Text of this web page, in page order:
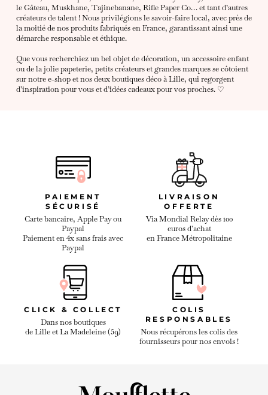
le Gâteau, Muskhane, Tajinebanane, Rifle Paper Co… et tant d’autres
créateurs de talent ! Nous privilégions le savoir-faire local, avec près de
la moitié de nos produits fabriqués en France, garantissant ainsi une
démarche responsable et éthique.
Que vous recherchiez un bel objet de décoration, un accessoire enfant
ou de la jolie papeterie, petits créateurs et grandes marques se côtoient
sur notre e-shop et nos deux boutiques déco à Lille, qui regorgent
d’inspiration pour vous et d’idées cadeaux pour vos proches. ♡
PAIEMENT
SÉCURISÉ
Carte bancaire, Apple Pay ou
Paypal
Paiement en 4x sans frais avec
Paypal
LIVRAISON
OFFERTE
Via Mondial Relay dès 100
euros d’achat
en France Métropolitaine
CLICK & COLLECT
Dans nos boutiques
de Lille et La Madeleine (59)
COLIS
RESPONSABLES
Nous récupérons les colis des
fournisseurs pour nos envois !